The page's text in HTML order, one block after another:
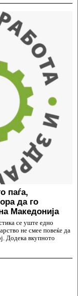
паѓа,
да го
Македонија
се уште едно
не смее повеќе да
Додека вкупното